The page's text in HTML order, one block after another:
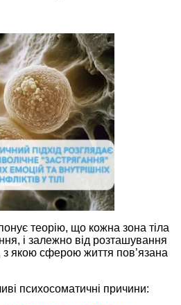
теорію, що кожна зона тіла
і залежно від розташування
з якою сферою життя пов’язана
психосоматичні причини: